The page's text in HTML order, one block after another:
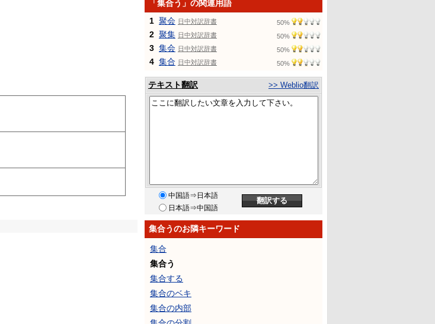
「集合う」の関連用語
1 聚会 日中対訳辞書 50%
2 聚集 日中対訳辞書 50%
3 集会 日中対訳辞書 50%
4 集合 日中対訳辞書 50%
テキスト翻訳 >> Weblio翻訳
中国語⇒日本語
日本語⇒中国語
集合うのお隣キーワード
集合
集合う
集合する
集合のベキ
集合の内部